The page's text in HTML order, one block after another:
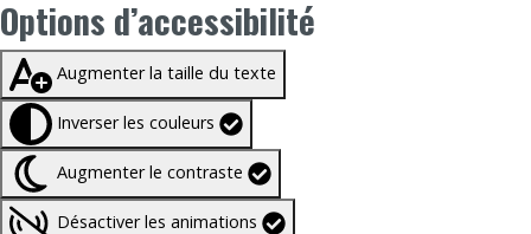
Options d’accessibilité
Taille du texte à100%
Augmenter la taille du texte
Inverser les couleurs
Augmenter le contraste
Désactiver les animations